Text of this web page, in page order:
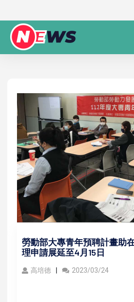
勞動部大專青年預聘計畫助
理申請展延至4月15日
高培德 2023/03/24